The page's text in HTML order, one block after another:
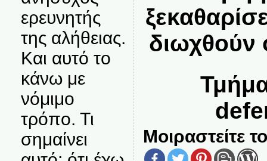
ερευνητής
της αλήθειας.
Και αυτό το
κάνω με
νόμιμο
τρόπο. Τι
σημαίνει
διωχθούν
Μοιραστείτε